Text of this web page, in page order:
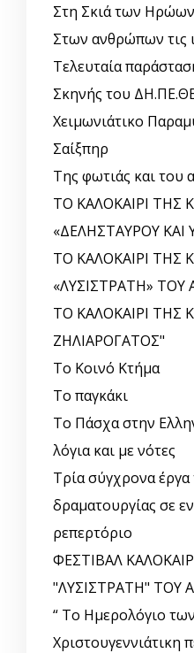
Στη Σκιά των Ηρώων
Στων ανθρώπων τις
Τελευταία
Σκηνής του
Χειμωνιάτικο
Σαίξπηρ
Της φωτιάς και του
ΤΟ ΚΑΛΟΚΑΙΡΙ ΤΗΣ
«ΔΕΛΗΣΤΑΥΡΟΥ ΚΑΙ
ΤΟ ΚΑΛΟΚΑΙΡΙ ΤΗΣ
«ΛΥΣΙΣΤΡΑΤΗ»
ΤΟ ΚΑΛΟΚΑΙΡΙ ΤΗΣ
ΖΗΛΙΑΡΟΓΑΤΟΣ"
Το Κοινό Κτήμα
Το παγκάκι
Το Πάσχα στην
λόγια και με νότες
Τρία σύγχρονα έργα
δραματουργίας σε
ρεπερτόριο
ΦΕΣΤΙΒΑΛ
"ΛΥΣΙΣΤΡΑΤΗ" ΤΟΥ
“ Το Ημερολόγιο
Χριστουγεννιάτικη